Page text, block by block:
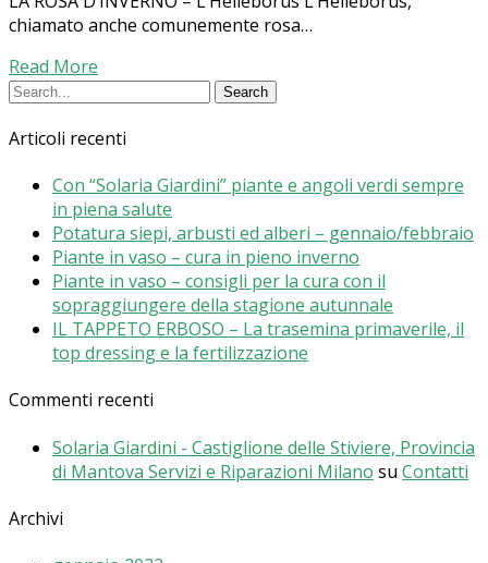
chiamato anche comunemente rosa…
Read More
Articoli recenti
Con “Solaria Giardini” piante e angoli verdi sempre
in piena salute
Potatura siepi, arbusti ed alberi – gennaio/febbraio
Piante in vaso – cura in pieno inverno
Piante in vaso – consigli per la cura con il
sopraggiungere della stagione autunnale
IL TAPPETO ERBOSO – La trasemina primaverile, il
top dressing e la fertilizzazione
Commenti recenti
Solaria Giardini - Castiglione delle Stiviere, Provincia
di Mantova Servizi e Riparazioni Milano su Contatti
Archivi